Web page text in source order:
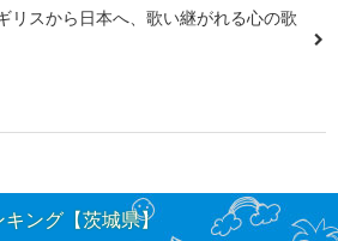
リスから日本へ、歌い継がれる心の歌
ング【茨城県】